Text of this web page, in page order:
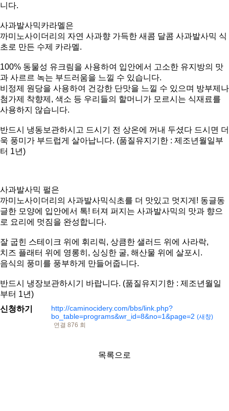
니다.
사과발사믹카라멜은
까미노사이더리의 자연 사과향 가득한 새콤 달콤 사과발사믹 식
초로 만든 수제 카라멜.
100% 동물성 유크림을 사용하여 입안에서 고소한 유지방의 맛
과 사르르 녹는 부드러움을 느낄 수 있습니다.
비정제 원당을 사용하여 건강한 단맛을 느낄 수 있으며 방부제나
첨가제 착향제, 색소 등 우리들의 할머니가 모르시는 식재료를
사용하지 않습니다.
반드시 냉동보관하시고 드시기 전 상온에 꺼내 두셨다 드시면 더
욱 풍미가 부드럽게 살아납니다. (품질유지기한 : 제조년월일부
터 1년)
사과발사믹 펄은
까미노사이더리의 사과발사믹식초를 더 맛있고 멋지게! 동글동
글한 모양에 입안에서 톡! 터져 퍼지는 사과발사믹의 맛과 향으
로 요리에 멋짐을 완성합니다.
잘 굽힌 스테이크 위에 휘리릭, 상큼한 샐러드 위에 사라락,
치즈 플래터 위에 영롱히, 싱싱한 굴, 해산물 위에 살포시.
음식의 풍미를 풍부하게 만들어줍니다.
반드시 냉장보관하시기 바랍니다. (품질유지기한 : 제조년월일
부터 1년)
신청하기
http://caminocidery.com/bbs/link.php?
bo_table=programs&wr_id=8&no=1&page=2 (새창)
연결 876 회
목록으로